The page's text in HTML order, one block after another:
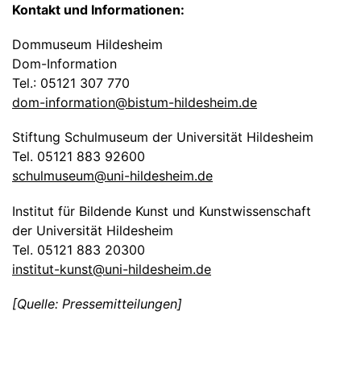
Kontakt und Informationen:
Dommuseum Hildesheim
Dom-Information
Tel.: 05121 307 770
dom-information@bistum-hildesheim.de
Stiftung Schulmuseum der Universität Hildesheim
Tel. 05121 883 92600
schulmuseum@uni-hildesheim.de
Institut für Bildende Kunst und Kunstwissenschaft
der Universität Hildesheim
Tel. 05121 883 20300
institut-kunst@uni-hildesheim.de
[Quelle: Pressemitteilungen]